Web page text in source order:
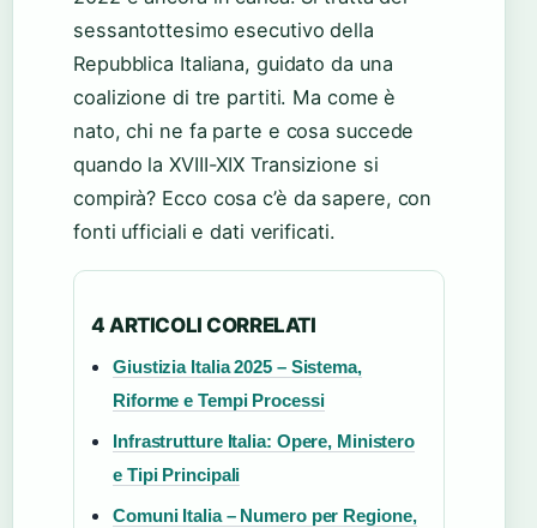
sessantottesimo esecutivo della
Repubblica Italiana, guidato da una
coalizione di tre partiti. Ma come è
nato, chi ne fa parte e cosa succede
quando la XVIII-XIX Transizione si
compirà? Ecco cosa c’è da sapere, con
fonti ufficiali e dati verificati.
4 ARTICOLI CORRELATI
Giustizia Italia 2025 – Sistema,
Riforme e Tempi Processi
Infrastrutture Italia: Opere, Ministero
e Tipi Principali
Comuni Italia – Numero per Regione,